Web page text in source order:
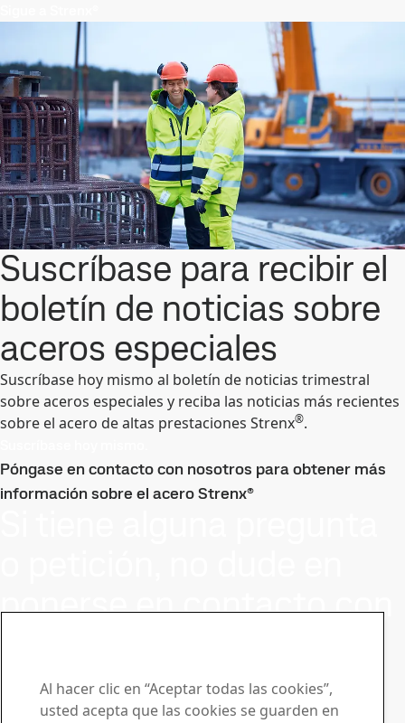
Suscríbase para recibir el
boletín de noticias sobre
aceros especiales
Suscríbase hoy mismo al boletín de noticias trimestral
sobre aceros especiales y reciba las noticias más recientes
sobre el acero de altas prestaciones Strenx®.
Póngase en contacto con nosotros para obtener más
información sobre el acero Strenx®
ponerse en contacto con
Manténgase a la vanguardia con el
boletín de noticias de Strenx®
Al hacer clic en “Aceptar todas las cookies”,
usted acepta que las cookies se guarden en